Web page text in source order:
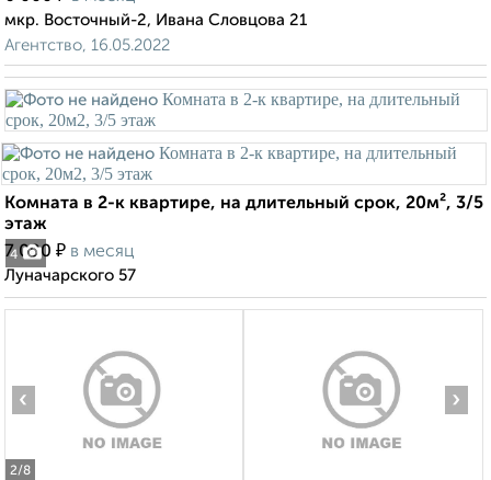
мкр. Восточный-2, Ивана Словцова 21
Агентство, 16.05.2022
4
Комната в 2-к квартире, на длительный срок, 20м², 3/5
этаж
7 000 ₽ в месяц
Луначарского 57
2/8
‹ ›